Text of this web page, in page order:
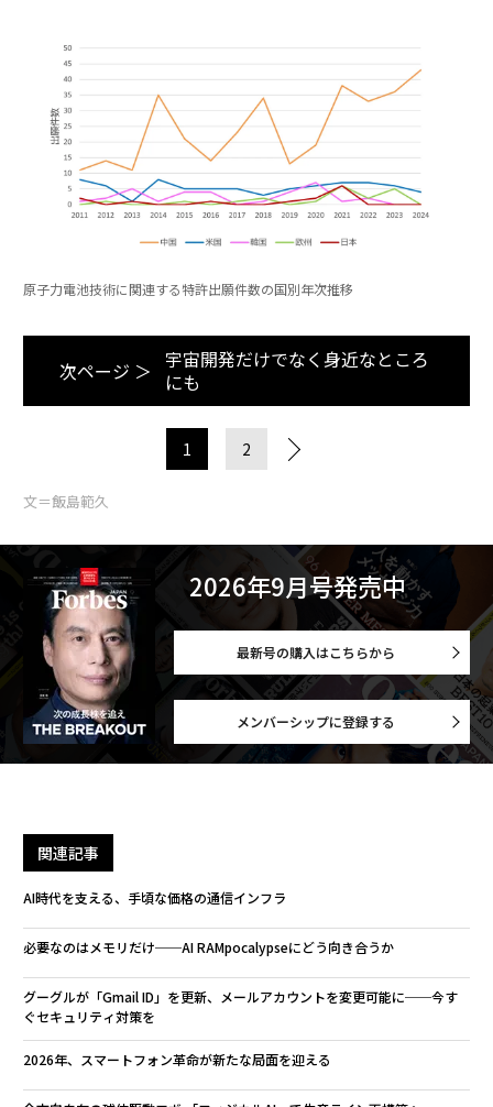
原子力電池技術に関連する特許出願件数の国別年次推移
次ページ ＞
宇宙開発だけでなく身近なところ
にも
1 2
文＝飯島範久
2026年9月号発売中
最新号の購入はこちらから
メンバーシップに登録する
関連記事
AI時代を支える、手頃な価格の通信インフラ
必要なのはメモリだけ──AI RAMpocalypseにどう向き合うか
グーグルが「Gmail ID」を更新、メールアカウントを変更可能に──今す
ぐセキュリティ対策を
2026年、スマートフォン革命が新たな局面を迎える